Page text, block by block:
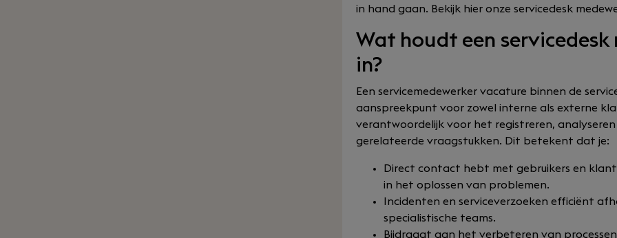
in hand gaan. Bekijk hier onze servicedesk
Wat houdt een
in?
Een servicemedewerker vacature binnen de
aanspreekpunt voor zowel interne als externe
verantwoordelijk voor het registreren,
gerelateerde vraagstukken. Dit betekent dat je:
Direct contact hebt met gebruikers en
in het oplossen van problemen.
Incidenten en serviceverzoeken efficiënt
specialistische teams.
Bijdraagt aan het verbeteren van